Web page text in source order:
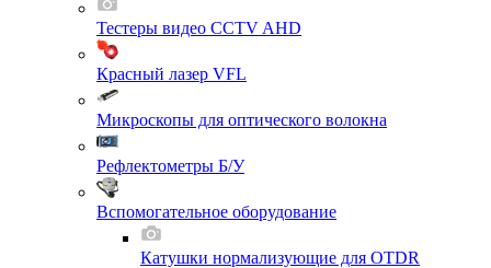
Тестеры видео CCTV AHD
Красный лазер VFL
Микроскопы для оптического волокна
Рефлектометры Б/У
Вспомогательное оборудование
Катушки нормализующие для OTDR